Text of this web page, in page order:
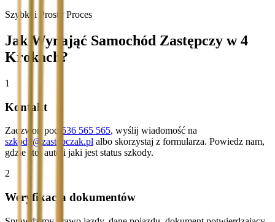
Szybki i Prosty Proces
Jak Wynająć Samochód Zastępczy w 4
Krokach?
1
Kontakt
Zadzwoń pod 536 565 565, wyślij wiadomość na
szkody@zastepczak.pl albo skorzystaj z formularza. Powiedz nam,
gdzie stoi auto i jaki jest status szkody.
2
Weryfikacja dokumentów